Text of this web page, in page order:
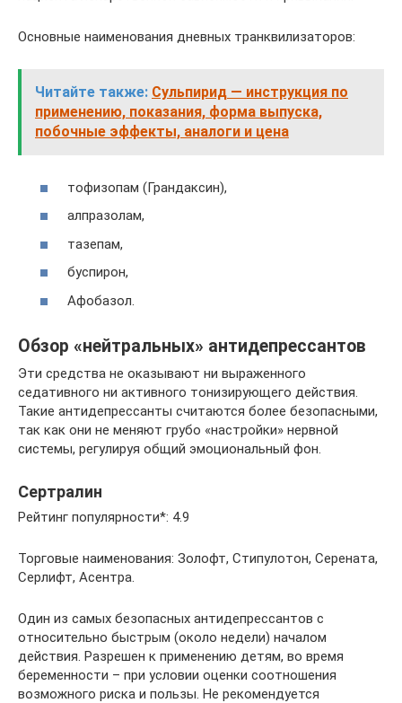
Основные наименования дневных транквилизаторов:
Читайте также: Сульпирид — инструкция по
применению, показания, форма выпуска,
побочные эффекты, аналоги и цена
тофизопам (Грандаксин),
алпразолам,
тазепам,
буспирон,
Афобазол.
Обзор «нейтральных» антидепрессантов
Эти средства не оказывают ни выраженного
седативного ни активного тонизирующего действия.
Такие антидепрессанты считаются более безопасными,
так как они не меняют грубо «настройки» нервной
системы, регулируя общий эмоциональный фон.
Сертралин
Рейтинг популярности*: 4.9
Торговые наименования: Золофт, Стипулотон, Серената,
Серлифт, Асентра.
Один из самых безопасных антидепрессантов с
относительно быстрым (около недели) началом
действия. Разрешен к применению детям, во время
беременности – при условии оценки соотношения
возможного риска и пользы. Не рекомендуется